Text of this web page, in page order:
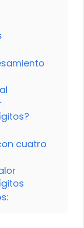
cuatro